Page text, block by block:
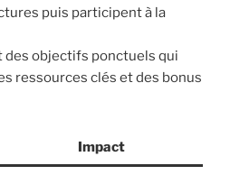
puis participent à la
des objectifs ponctuels qui
ressources clés et des bonus
Impact